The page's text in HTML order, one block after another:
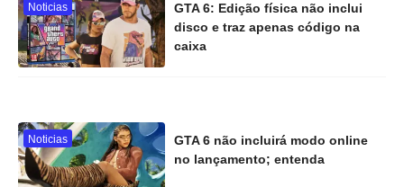
Noticias
GTA 6: Edição física não inclui
disco e traz apenas código na
caixa
Noticias
GTA 6 não incluirá modo online
no lançamento; entenda